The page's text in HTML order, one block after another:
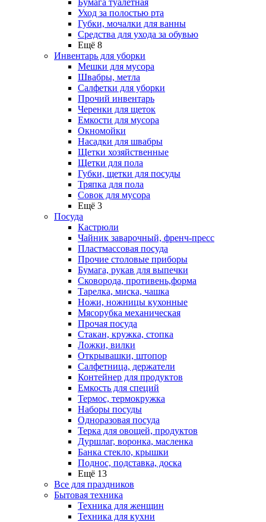
Бумага туалетная
Уход за полостью рта
Губки, мочалки для ванны
Средства для ухода за обувью
Ещё 8
Инвентарь для уборки
Мешки для мусора
Швабры, метла
Салфетки для уборки
Прочий инвентарь
Черенки для щеток
Емкости для мусора
Окномойки
Насадки для швабры
Щетки хозяйственные
Щетки для пола
Губки, щетки для посуды
Тряпка для пола
Совок для мусора
Ещё 3
Посуда
Кастрюли
Чайник заварочный, френч-пресс
Пластмассовая посуда
Прочие столовые приборы
Бумага, рукав для выпечки
Сковорода, противень,форма
Тарелка, миска, чашка
Ножи, ножницы кухонные
Мясорубка механическая
Прочая посуда
Стакан, кружка, стопка
Ложки, вилки
Открывашки, штопор
Салфетница, держатели
Контейнер для продуктов
Емкость для специй
Термос, термокружка
Наборы посуды
Одноразовая посуда
Терка для овощей, продуктов
Дуршлаг, воронка, масленка
Банка стекло, крышки
Поднос, подставка, доска
Ещё 13
Все для праздников
Бытовая техника
Техника для женщин
Техника для кухни